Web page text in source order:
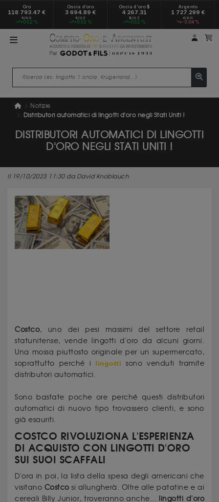
Oro
118 793.47 €
€/KG
+0.52 %
Oncia d’oro
3 694.89 €
€/OZ
+0.52 %
Oncia d’oro $
4 267.31
$/OZ
+0.52 %
Argento
1 727.299 €
€/KG
-0.04 %
Il mio
Notizie
Distributori automatici di lingotti d'oro negli Stati Uniti !
DISTRIBUTORI AUTOMATICI DI LINGOTTI
D'ORO NEGLI STATI UNITI !
Il 19/10/2023 11:30 da David Knoblauch
Costco, uno dei pesi massimi del settore retail
statunitense, vende lingotti d'oro da alcuni giorni.
Una mossa piuttosto originale per un supermercato,
soprattutto perché i lingotti sono venduti tramite
distributori automatici.
Sono bastate poche ore perché questi distributori
automatici di nuovo tipo trovassero clienti, e sono
già esauriti.
COSTCO RIVOLUZIONA L'ESPERIENZA
DI ACQUISTO CON LINGOTTI D'ORO
SUI SUOI SCAFFALI
D'ora in poi, la lista della spesa degli americani che
visitano Costco si allungherà. Oltre alle patatine e ai
cereali Billy Junior, troveranno anche... lingotti d'oro